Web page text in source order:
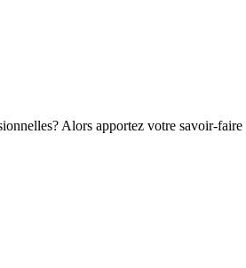
Alors apportez votre savoir-